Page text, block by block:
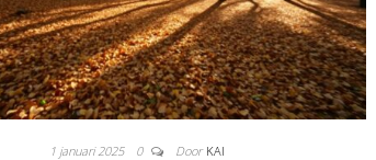
1 januari 2025 0 Door KAI